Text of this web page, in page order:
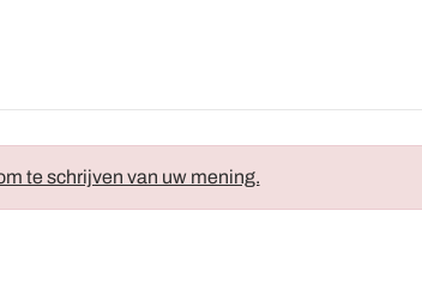
te schrijven van uw mening.